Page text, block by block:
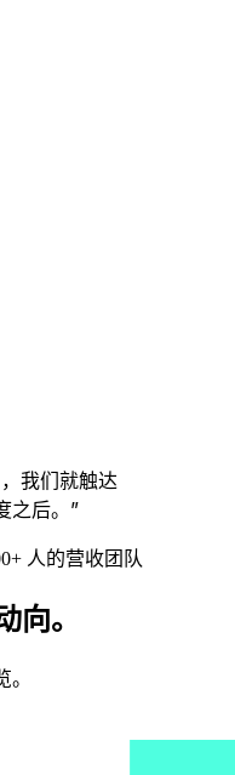
我们就触达
之后。”
人的营收团队
向。